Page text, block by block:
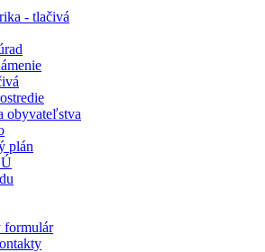
- tlačivá
obyvateľstva
plán
formulár